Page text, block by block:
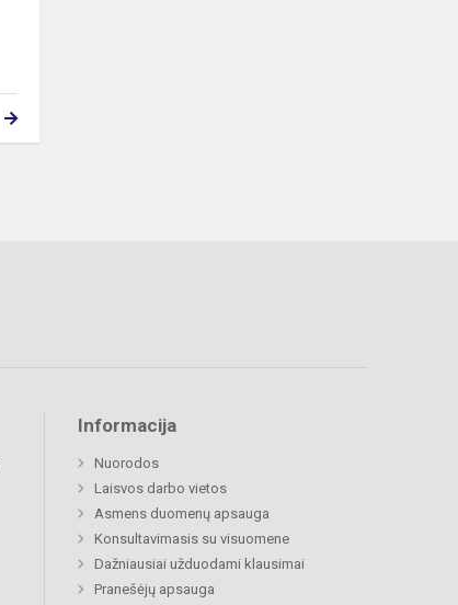
Informacija
Nuorodos
Laisvos darbo vietos
Asmens duomenų apsauga
Konsultavimasis su visuomene
Dažniausiai užduodami klausimai
Pranešėjų apsauga